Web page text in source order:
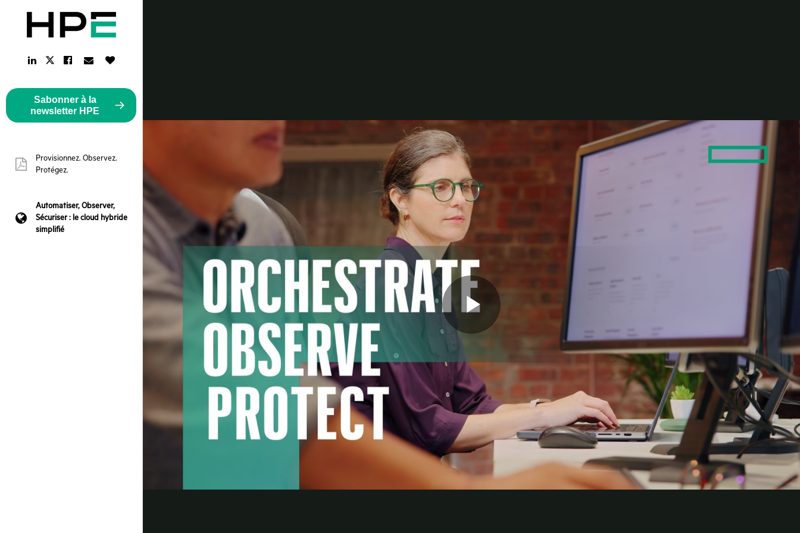
LinkedIn
Link
Twitter
Facebook
Link
Email
Link
Sabonner à la
newsletter HPE
pdf:
Provisionnez. Observez.
Protégez.
webpage:
Automatiser, Observer,
Sécuriser : le cloud hybride
simplifié